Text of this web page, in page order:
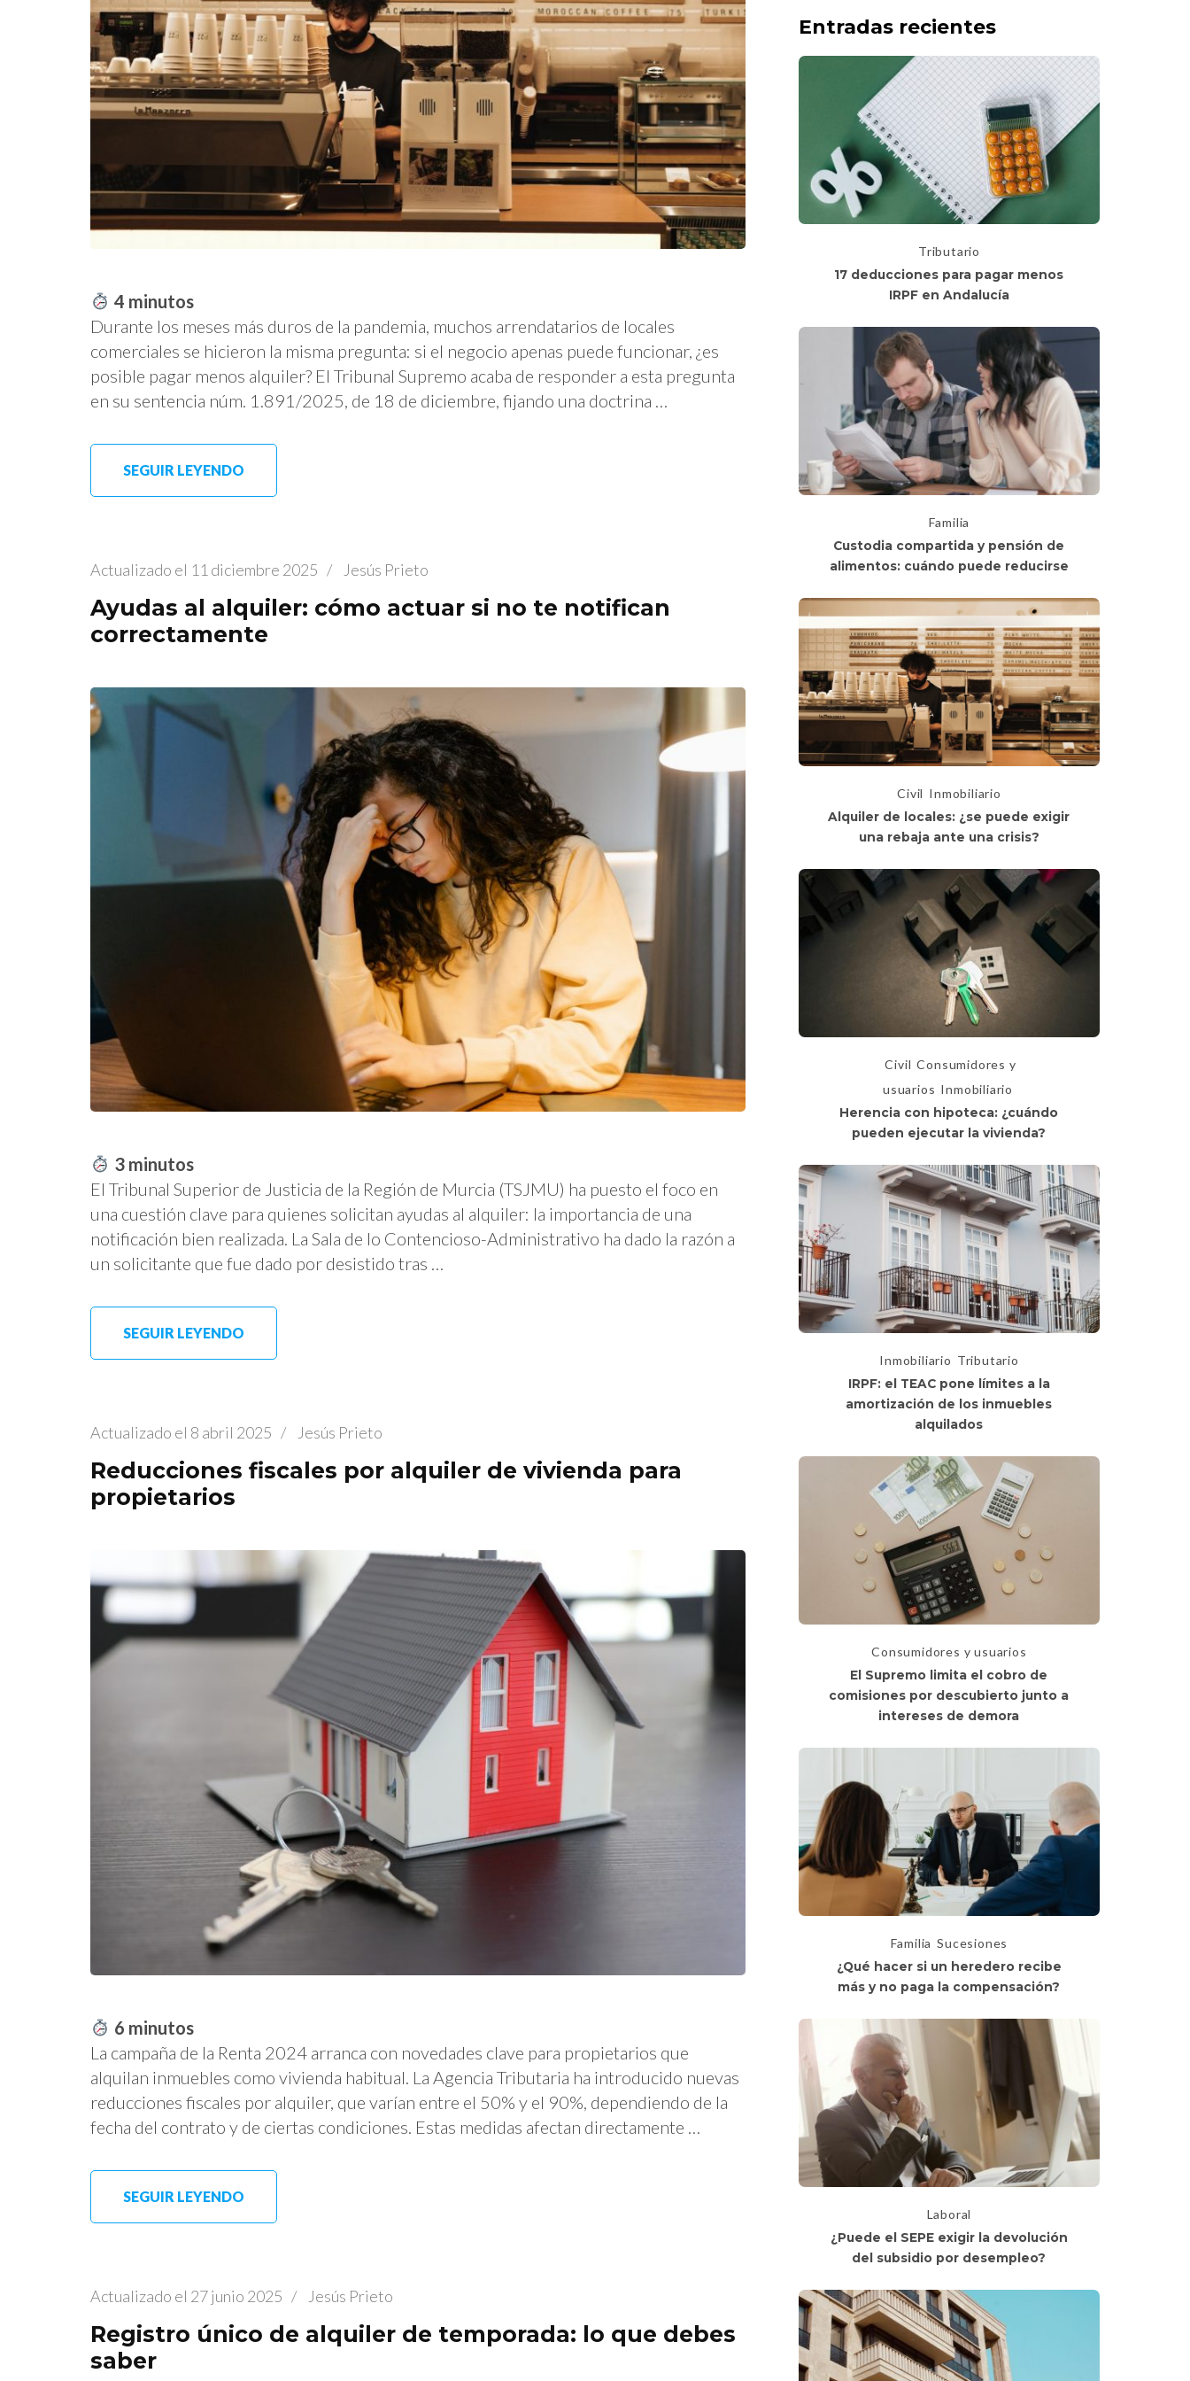
4 minutos
Durante los meses más duros de la pandemia, muchos arrendatarios de locales
comerciales se hicieron la misma pregunta: si el negocio apenas puede funcionar, ¿es
posible pagar menos alquiler? El Tribunal Supremo acaba de responder a esta pregunta
en su sentencia núm. 1.891/2025, de 18 de diciembre, fijando una doctrina …
SEGUIR LEYENDO
Actualizado el 11 diciembre 2025 / Jesús Prieto
Ayudas al alquiler: cómo actuar si no te notifican
correctamente
3 minutos
El Tribunal Superior de Justicia de la Región de Murcia (TSJMU) ha puesto el foco en
una cuestión clave para quienes solicitan ayudas al alquiler: la importancia de una
notificación bien realizada. La Sala de lo Contencioso-Administrativo ha dado la razón a
un solicitante que fue dado por desistido tras …
SEGUIR LEYENDO
Actualizado el 8 abril 2025 / Jesús Prieto
Reducciones fiscales por alquiler de vivienda para
propietarios
6 minutos
La campaña de la Renta 2024 arranca con novedades clave para propietarios que
alquilan inmuebles como vivienda habitual. La Agencia Tributaria ha introducido nuevas
reducciones fiscales por alquiler, que varían entre el 50% y el 90%, dependiendo de la
fecha del contrato y de ciertas condiciones. Estas medidas afectan directamente …
SEGUIR LEYENDO
Actualizado el 27 junio 2025 / Jesús Prieto
Registro único de alquiler de temporada: lo que debes
saber
Entradas recientes
Tributario
17 deducciones para pagar menos
IRPF en Andalucía
Familia
Custodia compartida y pensión de
alimentos: cuándo puede reducirse
Civil Inmobiliario
Alquiler de locales: ¿se puede exigir
una rebaja ante una crisis?
Civil Consumidores y
usuarios Inmobiliario
Herencia con hipoteca: ¿cuándo
pueden ejecutar la vivienda?
Inmobiliario Tributario
IRPF: el TEAC pone límites a la
amortización de los inmuebles
alquilados
Consumidores y usuarios
El Supremo limita el cobro de
comisiones por descubierto junto a
intereses de demora
Familia Sucesiones
¿Qué hacer si un heredero recibe
más y no paga la compensación?
Laboral
¿Puede el SEPE exigir la devolución
del subsidio por desempleo?